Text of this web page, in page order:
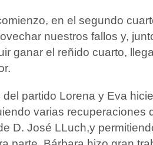
en el segundo
nuestros fallos y,
ganar el reñido cuarto,
del partido Lorena y Eva
varias recuperaciones
D. José LLuch,y